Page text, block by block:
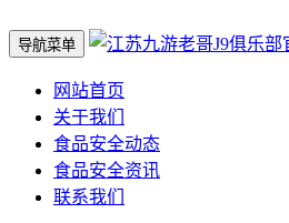
导航菜单
网站首页
关于我们
食品安全动态
食品安全资讯
联系我们